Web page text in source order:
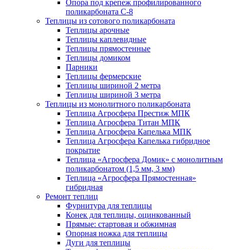
Опора под крепеж профилированного
поликарбоната С-8
Теплицы из сотового поликарбоната
Теплицы арочные
Теплицы каплевидные
Теплицы прямостенные
Теплицы домиком
Парники
Теплицы фермерские
Теплицы шириной 2 метра
Теплицы шириной 3 метра
Теплицы из монолитного поликарбоната
Теплица Агросфера Престиж МПК
Теплица Агросфера Титан МПК
Теплица Агросфера Капелька МПК
Теплица Агросфера Капелька гибридное
покрытие
Теплица «Агросфера Домик» с монолитным
поликарбонатом (1,5 мм, 3 мм)
Теплица «Агросфера Прямостенная»
гибридная
Ремонт теплиц
Фурнитура для теплицы
Конек для теплицы, оцинкованный
Прямые: стартовая и обжимная
Опорная ножка для теплицы
Дуги для теплицы